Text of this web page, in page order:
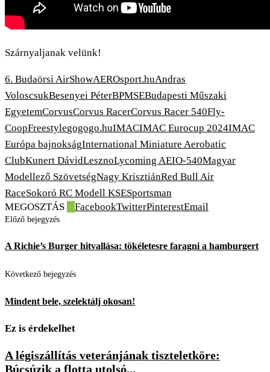
Szárnyaljanak velünk!
6. Budaörsi AirShowAEROsport.huAndras
VoloscsukBesenyei PéterBPMSEBudapesti Műszaki
EgyetemCorvusCorvus RacerCorvus Racer 540Fly-
CoopFreestylegogogo.huIMACIMAC Eurocup 2024IMAC
Európa bajnokságInternational Miniature Aerobatic
ClubKunert DávidLesznoLycoming AEIO-540Magyar
Modellező SzövetségNagy KrisztiánRed Bull Air
RaceSokoró RC Modell KSESportsman
MEGOSZTÁS
FacebookTwitterPinterestEmail
Előző bejegyzés
A Richie’s Burger hitvallása: tökéletesre faragni a hamburgert
Következő bejegyzés
Mindent bele, szelektálj okosan!
Ez is érdekelhet
A légiszállítás veteránjának tiszteletköre:
Búcsúzik a flotta utolsó...